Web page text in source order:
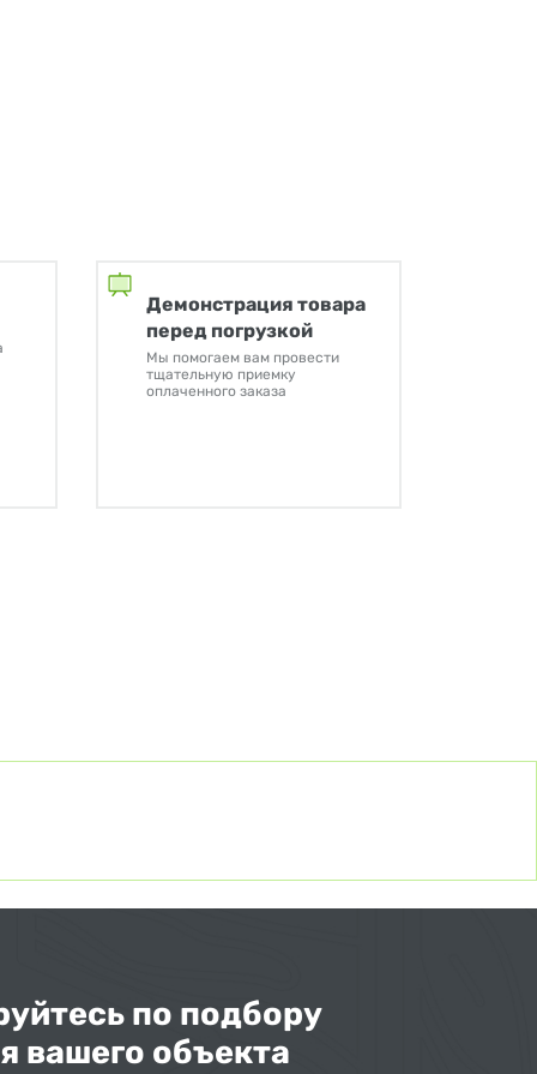
Демонстрация товара
перед погрузкой
Мы помогаем вам провести
тщательную приемку
оплаченного заказа
по подбору
вашего объекта